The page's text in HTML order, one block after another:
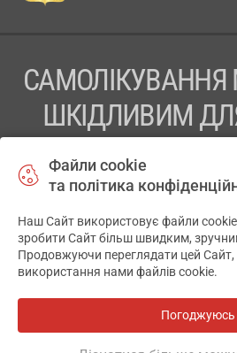
ШКІДЛИВИМ
ПЕРЕД ЗАСТОСУВАННЯМ
ТОВ «АПТЕКА 911.ЮА» Код
Відмова від
© 2014-2026. Медична
Файли cookie
та політика
Наш Сайт використовує файли
зробити Сайт більш швидким,
Продовжуючи переглядати цей Сайт,
використання нами файлів cookie.
Погоджуюсь